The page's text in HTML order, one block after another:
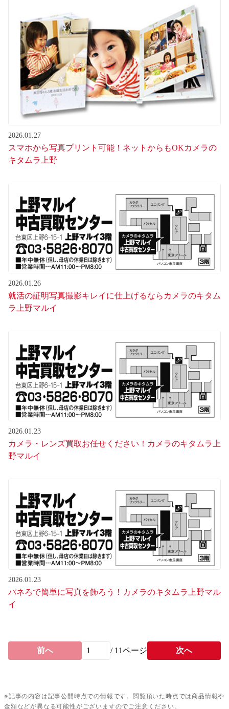
2026.01.27
スマホから写真プリント可能！ネットからもOKカメラの
キタムラ上野
2026.01.26
就活の証明写真撮影キレイに仕上げるならカメラのキタム
ラ上野マルイ
2026.01.23
カメラ・レンズ買取お任せください！カメラのキタムラ上
野マルイ
2026.01.23
パネろで簡単に写真を飾ろう！カメラのキタムラ上野マル
イ
前へ / 11ページ 次へ
※記事の内容は記事公開時点での情報です。閲覧頂いた時点では商品情報や
金額などが異なる可能性がございますのでご注意ください。